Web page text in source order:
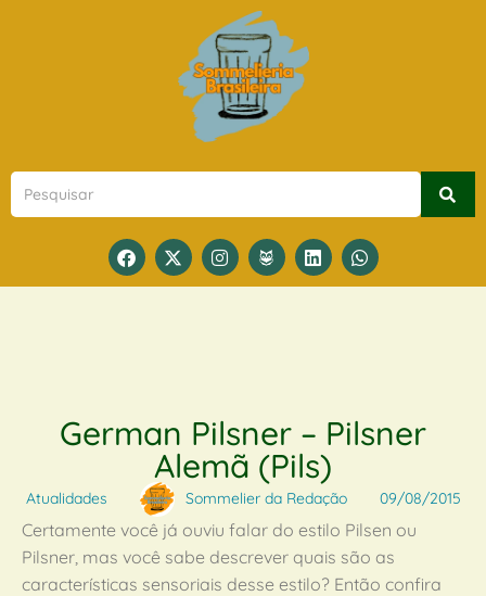
German Pilsner – Pilsner
Alemã (Pils)
Atualidades Sommelier da Redação 09/08/2015
Certamente você já ouviu falar do estilo Pilsen ou
Pilsner, mas você sabe descrever quais são as
características sensoriais desse estilo? Então confira